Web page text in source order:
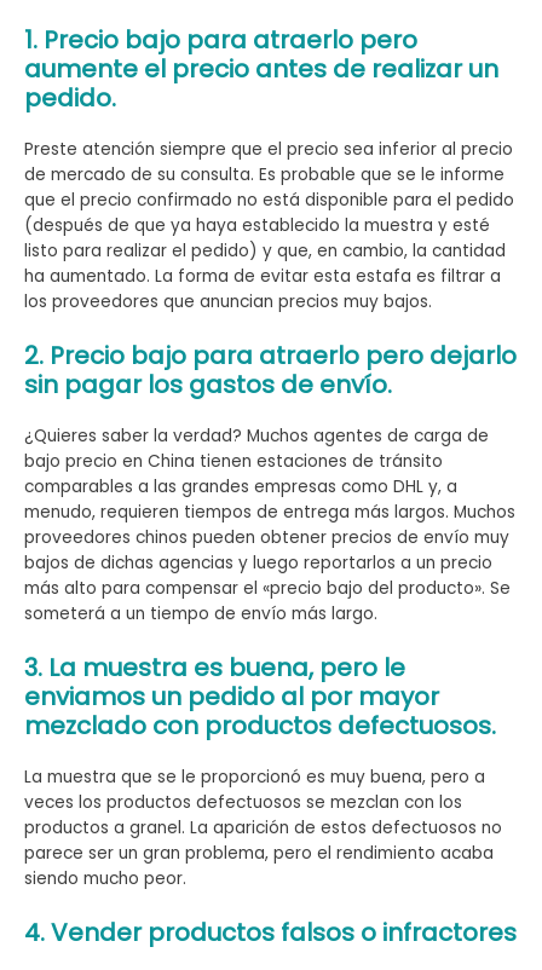
1. Precio bajo para atraerlo pero
aumente el precio antes de realizar un
pedido.
Preste atención siempre que el precio sea inferior al precio
de mercado de su consulta. Es probable que se le informe
que el precio confirmado no está disponible para el pedido
(después de que ya haya establecido la muestra y esté
listo para realizar el pedido) y que, en cambio, la cantidad
ha aumentado. La forma de evitar esta estafa es filtrar a
los proveedores que anuncian precios muy bajos.
2. Precio bajo para atraerlo pero dejarlo
sin pagar los gastos de envío.
¿Quieres saber la verdad? Muchos agentes de carga de
bajo precio en China tienen estaciones de tránsito
comparables a las grandes empresas como DHL y, a
menudo, requieren tiempos de entrega más largos. Muchos
proveedores chinos pueden obtener precios de envío muy
bajos de dichas agencias y luego reportarlos a un precio
más alto para compensar el «precio bajo del producto». Se
someterá a un tiempo de envío más largo.
3. La muestra es buena, pero le
enviamos un pedido al por mayor
mezclado con productos defectuosos.
La muestra que se le proporcionó es muy buena, pero a
veces los productos defectuosos se mezclan con los
productos a granel. La aparición de estos defectuosos no
parece ser un gran problema, pero el rendimiento acaba
siendo mucho peor.
4. Vender productos falsos o infractores